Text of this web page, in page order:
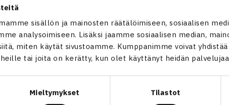
sisällön ja mainosten räätälöimiseen, sosiaalisen
analysoimiseen. Lisäksi jaamme sosiaalisen median,
miten käytät sivustoamme. Kumppanimme voivat
tai joita on kerätty, kun olet käyttänyt heidän
Mieltymykset Tilastot
pelit päätökseen ITF-kiertueella